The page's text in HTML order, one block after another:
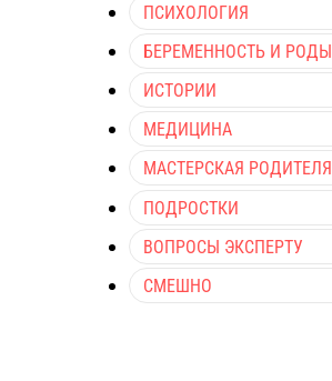
ПСИХОЛОГИЯ
БЕРЕМЕННОСТЬ И РОДЫ
ИСТОРИИ
МЕДИЦИНА
МАСТЕРСКАЯ РОДИТЕЛЯ
ПОДРОСТКИ
ВОПРОСЫ ЭКСПЕРТУ
СМЕШНО